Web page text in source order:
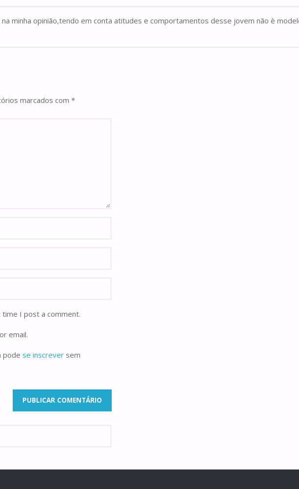
minha opinião,tendo em conta atitudes e comportamentos desse jovem não è
marcados com *
time I post a comment.
email.
pode se inscrever sem